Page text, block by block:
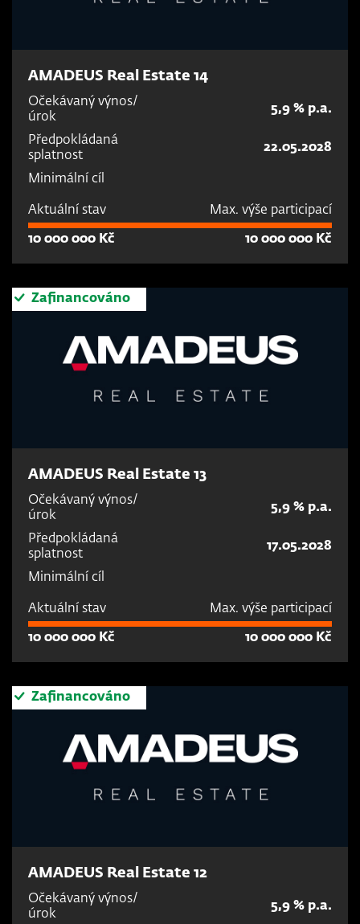
AMADEUS Real Estate 14
Očekávaný výnos/
úrok
5,9 % p.a.
Předpokládaná
splatnost
22.05.2028
Minimální cíl
Aktuální stav Max. výše participací
10 000 000 Kč 10 000 000 Kč
Zafinancováno
AMADEUS Real Estate 13
Očekávaný výnos/
úrok
5,9 % p.a.
Předpokládaná
splatnost
17.05.2028
Minimální cíl
Aktuální stav Max. výše participací
10 000 000 Kč 10 000 000 Kč
Zafinancováno
AMADEUS Real Estate 12
Očekávaný výnos/
úrok
5,9 % p.a.